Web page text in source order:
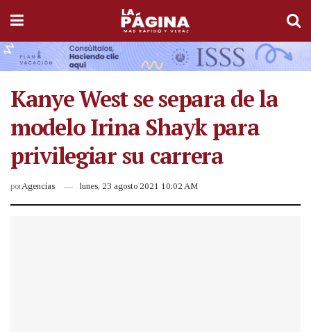
Kanye West se separa de la
modelo Irina Shayk para
privilegiar su carrera
porAgencias lunes, 23 agosto 2021 10:02 AM